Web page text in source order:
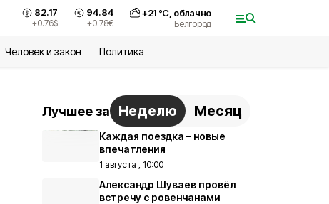
82.17
+0.76$
94.84
+0.78€
+21°С, облачно
Белгород
Человек и закон Политика
Лучшее за Неделю Месяц
Каждая поездка – новые
впечатления
1 августа , 10:00
Александр Шуваев провёл
встречу с ровенчанами